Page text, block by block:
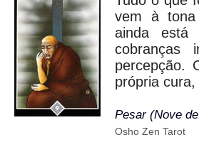
vem à
ainda está
cobranças
percepção.
própria
Pesar (Nove
Osho Zen Tarot